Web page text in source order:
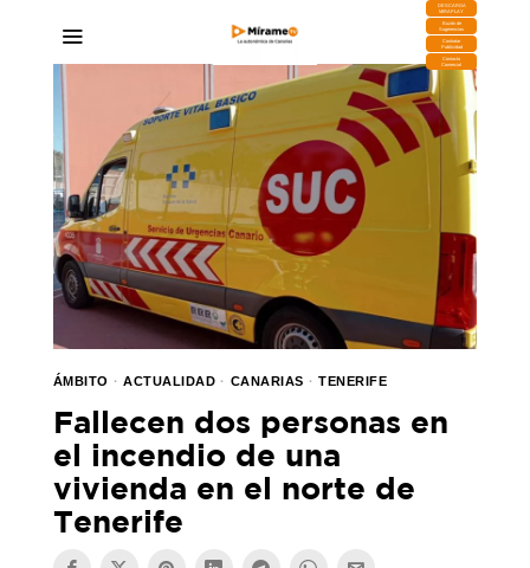
DESCARGA
MIRAPLAY
Buzón de
Sugerencias
Contratar
Publicidad
Contacto
Comercial
ÁMBITO · ACTUALIDAD · CANARIAS · TENERIFE
Fallecen dos personas en
el incendio de una
vivienda en el norte de
Tenerife